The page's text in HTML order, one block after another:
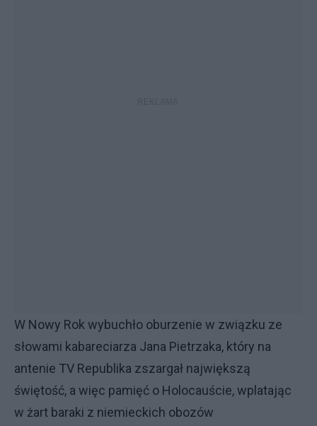
W Nowy Rok wybuchło oburzenie w związku ze
słowami kabareciarza Jana Pietrzaka, który na
antenie TV Republika zszargał największą
świętość, a więc pamięć o Holocauście, wplatając
w żart baraki z niemieckich obozów